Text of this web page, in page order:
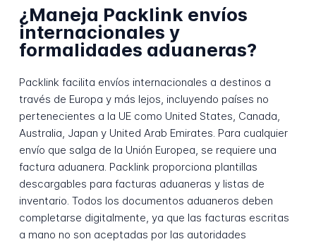
¿Maneja Packlink envíos
internacionales y
formalidades aduaneras?
Packlink facilita envíos internacionales a destinos a
través de Europa y más lejos, incluyendo países no
pertenecientes a la UE como United States, Canada,
Australia, Japan y United Arab Emirates. Para cualquier
envío que salga de la Unión Europea, se requiere una
factura aduanera. Packlink proporciona plantillas
descargables para facturas aduaneras y listas de
inventario. Todos los documentos aduaneros deben
completarse digitalmente, ya que las facturas escritas
a mano no son aceptadas por las autoridades